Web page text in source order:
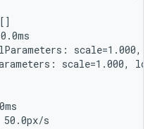
scale=1.000,
scale=1.000,
50.0px/s